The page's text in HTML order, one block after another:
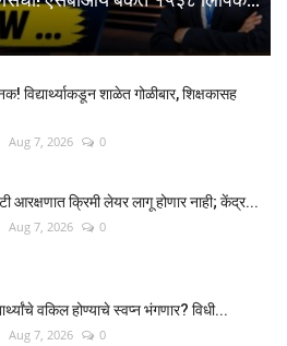
शाळेत गोळीबार, शिक्षकासह
Aug 7, 2026 0
आरक्षणात क्रिमी लेयर लागू होणार नाही; केंद्र...
Aug 7, 2026 0
वकिल होण्याचे स्वप्न भंगणार? विधी...
Aug 7, 2026 0